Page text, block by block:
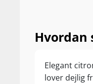
Hvordan
Elegant
lover dejlig